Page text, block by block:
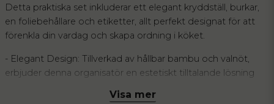
Detta praktiska set inkluderar ett elegant kryddställ, burkar,
en foliebehållare och etiketter, allt perfekt designat för att
förenkla din vardag och skapa ordning i köket.
- Elegant Design: Tillverkad av hållbar bambu och valnöt,
erbjuder denna organisatör en estetiskt tilltalande lösning
Visa mer